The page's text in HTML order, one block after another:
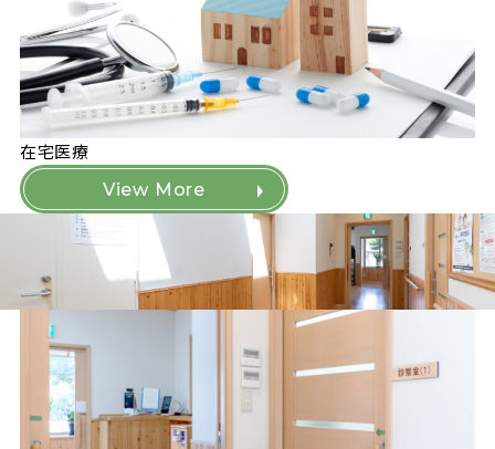
在宅医療
View More